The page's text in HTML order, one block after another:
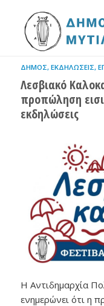
ΔΉΜΟΣ, ΕΚΔΗΛΏΣΕΙΣ,
Λεσβιακό
προπώληση
εκδηλώσεις
Η Αντιδημαρχία
ενημερώνει ότι η